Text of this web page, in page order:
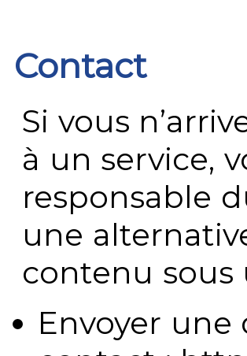
Contact
Si vous
à un service,
responsable
une
contenu sous
Envoyer